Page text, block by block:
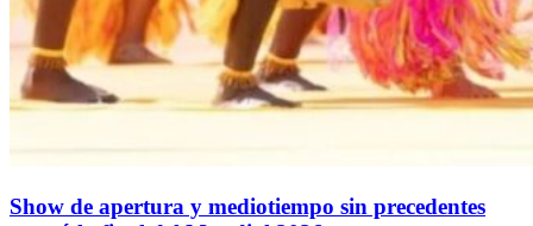
Show de apertura y mediotiempo sin precedentes